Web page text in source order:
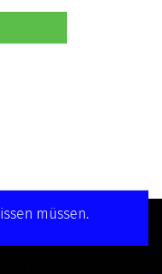
müssen.